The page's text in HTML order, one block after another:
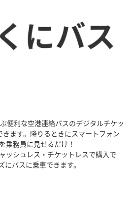
便利な空港連絡バスのデジタルチケッ
きます。降りるときにスマートフォン
乗務員に見せるだけ！
ッシュレス・チケットレスで購入で
にバスに乗車できます。